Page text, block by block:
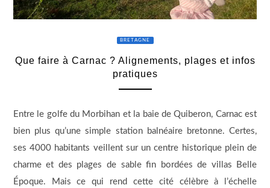
BRETAGNE
Que faire à Carnac ? Alignements, plages et infos
pratiques
Entre le golfe du Morbihan et la baie de Quiberon, Carnac est
bien plus qu’une simple station balnéaire bretonne. Certes,
ses 4000 habitants veillent sur un centre historique plein de
charme et des plages de sable fin bordées de villas Belle
Époque. Mais ce qui rend cette cité célèbre à l’échelle